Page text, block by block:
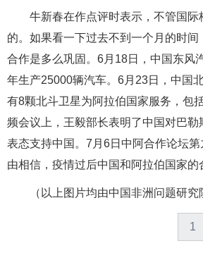
牛新春在作点评时表示，不管国
的。如果看一下过去不到一个月的时
合作是多么巩固。6月18日，中国东风
年生产25000辆汽车。6月23日，中国
有8颗北斗卫星为阿拉伯国家服务，包
频会议上，王毅部长表明了中国对巴
表态支持中国。7月6日中阿合作论坛
由相信，疫情过后中国和阿拉伯国家
（以上图片均由中国非洲问题研究
1